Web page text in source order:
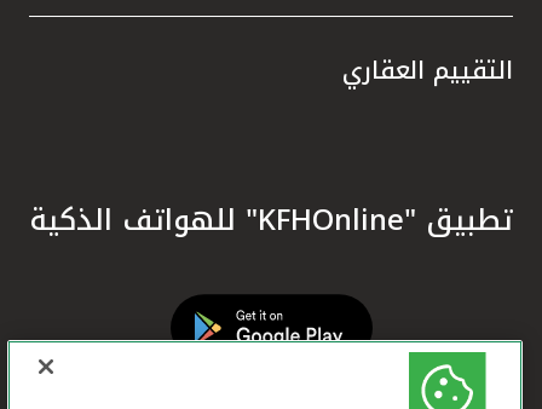
التقييم العقاري
تطبيق "KFHOnline" للهواتف الذكية